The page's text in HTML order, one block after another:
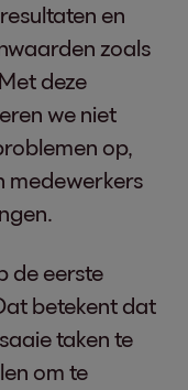
en
zoals
deze
we niet
op,
medewerkers
de eerste
betekent dat
taken te
om te